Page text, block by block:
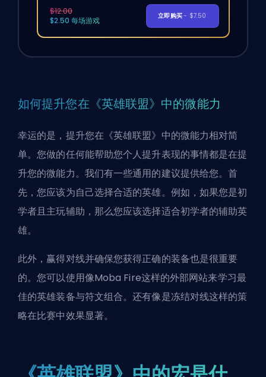
$12.00
$2.50 每场游戏
立即购买- $7.50
如何提升您在《英雄联盟》中的微能力
幸运的是，提升您在《英雄联盟》中的微能力相对简
单。您做的任何能帮助您个人提升表现的事情都是在提
升您的微能力。我们有一些通用的建议提供给您。首
先，您应该为自己选择合适的英雄。例如，如果您是初
学者且主玩辅助，那么您应该选择适合初学者的辅助英
雄。
此外，赢得对线并确保您获得正确的装备也是很重要
的。您可以使用像Moba Fire这样的外部网站来学习最
佳的英雄装备与符文组合。还有像是冻结对线这样的策
略在比赛中效果显著。